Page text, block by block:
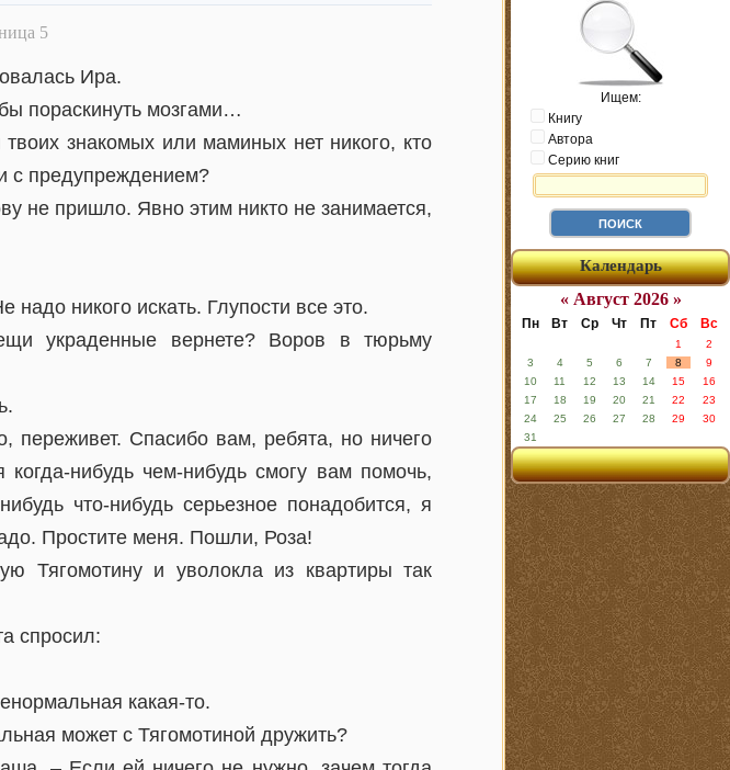
5
Ира.
пораскинуть мозгами…
знакомых или маминых нет никого, кто
с предупреждением?
не пришло. Явно этим никто не занимается,
никого искать. Глупости все это.
украденные вернете? Воров в тюрьму
переживет. Спасибо вам, ребята, но ничего
нибудь чем-нибудь смогу вам помочь,
что-нибудь серьезное понадобится, я
Простите меня. Пошли, Роза!
Тягомотину и уволокла из квартиры так
спросил:
какая-то.
может с Тягомотиной дружить?
Ищем:
Книгу
Автора
Серию книг
Календарь
« Август 2026 »
Пн Вт Ср Чт Пт Сб Вс
1
2
3
4 5 6 7 8
9
10
11 12 13 14 15
16
17
18 19 20 21 22
23
24
25 26 27 28 29
30
31